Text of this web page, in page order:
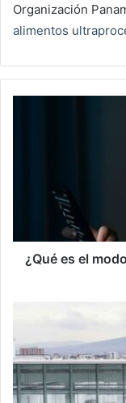
Organización
alimentos
tantos
usuarios
¿Qué es el
México:
Estados
e
Industrias